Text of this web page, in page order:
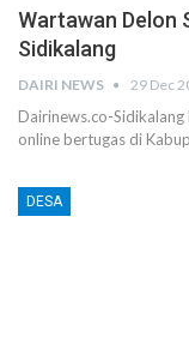
Wartawan Delon
Sidikalang
DAIRI NEWS 29 Dec
Dairinews.co-
online bertugas di
DESA